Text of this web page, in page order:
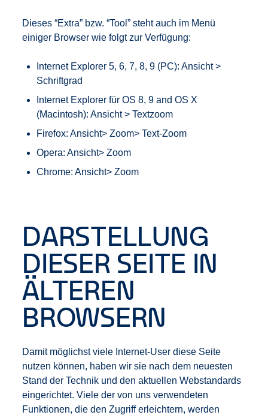
Dieses “Extra” bzw. “Tool” steht auch im Menü
einiger Browser wie folgt zur Verfügung:
Internet Explorer 5, 6, 7, 8, 9 (PC): Ansicht >
Schriftgrad
Internet Explorer für OS 8, 9 and OS X
(Macintosh): Ansicht > Textzoom
Firefox: Ansicht> Zoom> Text-Zoom
Opera: Ansicht> Zoom
Chrome: Ansicht> Zoom
DARSTELLUNG
DIESER SEITE IN
ÄLTEREN
BROWSERN
Damit möglichst viele Internet-User diese Seite
nutzen können, haben wir sie nach dem neuesten
Stand der Technik und den aktuellen Webstandards
eingerichtet. Viele der von uns verwendeten
Funktionen, die den Zugriff erleichtern, werden